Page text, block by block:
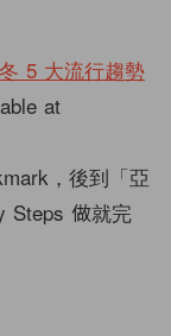
at
，後到「亞
Steps 做就完